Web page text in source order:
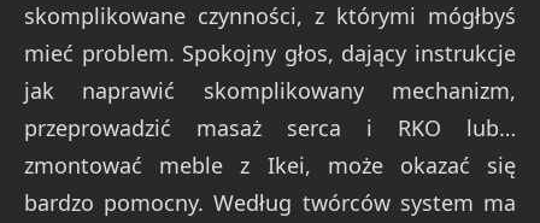
skomplikowane czynności, z którymi mógłbyś
mieć problem. Spokojny głos, dający instrukcje
jak naprawić skomplikowany mechanizm,
przeprowadzić masaż serca i RKO lub…
zmontować meble z Ikei, może okazać się
bardzo pomocny. Według twórców system ma